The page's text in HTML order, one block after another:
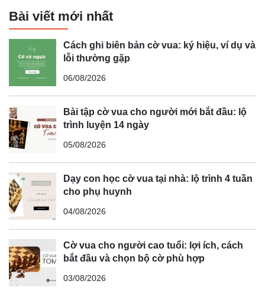
Bài viết mới nhất
Cách ghi biên bản cờ vua: ký hiệu, ví dụ và
lỗi thường gặp
06/08/2026
Bài tập cờ vua cho người mới bắt đầu: lộ
trình luyện 14 ngày
05/08/2026
Dạy con học cờ vua tại nhà: lộ trình 4 tuần
cho phụ huynh
04/08/2026
Cờ vua cho người cao tuổi: lợi ích, cách
bắt đầu và chọn bộ cờ phù hợp
03/08/2026